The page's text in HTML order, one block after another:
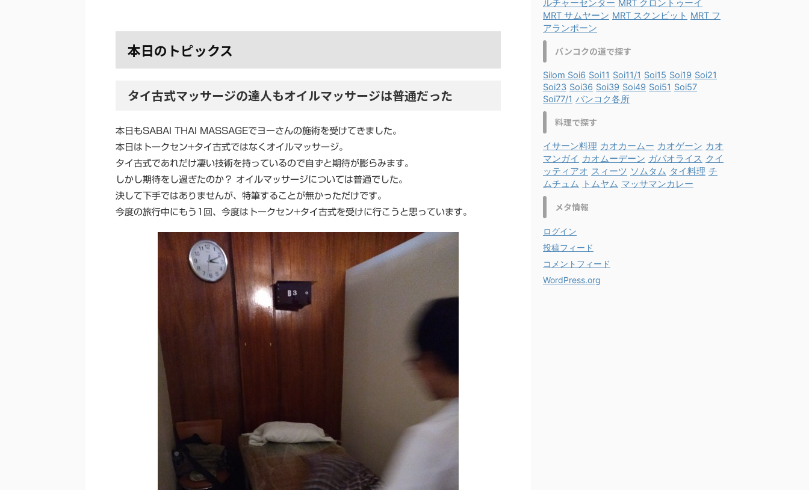
本日のトピックス
タイ古式マッサージの達人もオイルマッサージは普通だった
本日もSABAI THAI MASSAGEでヨーさんの施術を受けてきました。
本日はトークセン+タイ古式ではなくオイルマッサージ。
タイ古式であれだけ凄い技術を持っているので自ずと期待が膨らみます。
しかし期待をし過ぎたのか？ オイルマッサージについては普通でした。
決して下手ではありませんが、特筆することが無かっただけです。
今度の旅行中にもう1回、今度はトークセン+タイ古式を受けに行こうと思っています。
ルチャーセンター MRT クロントゥーイ
MRT サムヤーン MRT スクンビット MRT フ
アランポーン
バンコクの道で探す
Silom Soi6 Soi11 Soi11/1 Soi15 Soi19 Soi21
Soi23 Soi36 Soi39 Soi49 Soi51 Soi57
Soi77/1 バンコク各所
料理で探す
イサーン料理 カオカームー カオゲーン カオ
マンガイ カオムーデーン ガパオライス クイ
ッティアオ スィーツ ソムタム タイ料理 チ
ムチュム
トムヤム マッサマンカレー
メタ情報
ログイン
投稿フィード
コメントフィード
WordPress.org